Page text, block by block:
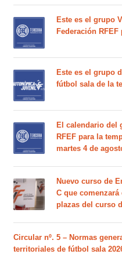
Este es el grupo
Federación RFEF
Este es el grupo
fútbol sala de la
El calendario del
RFEF para la
martes 4 de
Nuevo curso de
C que comenzará
plazas del curso
Circular nº. 5 – Normas
territoriales de fútbol sala